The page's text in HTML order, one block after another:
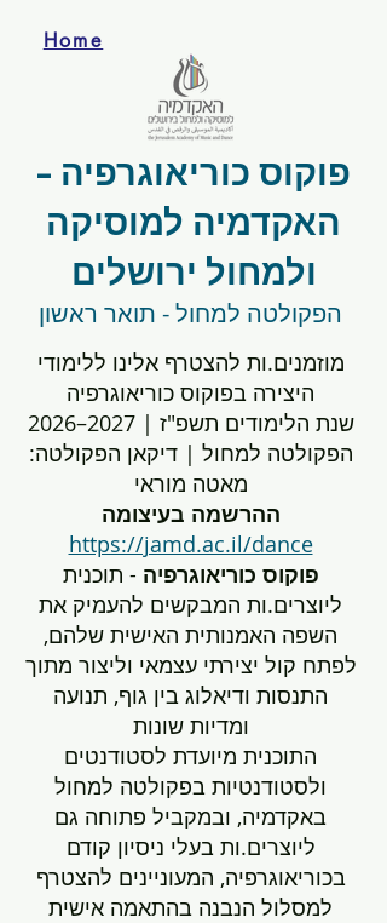
Home
פוקוס כוריאוגרפיה -
האקדמיה למוסיקה
ולמחול ירושלים
הפקולטה למחול - תואר ראשון
מוזמנים.ות להצטרף אלינו ללימודי
היצירה בפוקוס כוריאוגרפיה
שנת הלימודים תשפ"ז | 2027–2026
הפקולטה למחול | דיקאן הפקולטה:
מאטה מוראי
ההרשמה בעיצומה
https://jamd.ac.il/dance
פוקוס כוריאוגרפיה - תוכנית
ליוצרים.ות המבקשים להעמיק את
השפה האמנותית האישית שלהם,
לפתח קול יצירתי עצמאי וליצור מתוך
התנסות ודיאלוג בין גוף, תנועה
ומדיות שונות
התוכנית מיועדת לסטודנטים
ולסטודנטיות בפקולטה למחול
באקדמיה, ובמקביל פתוחה גם
ליוצרים.ות בעלי ניסיון קודם
בכוריאוגרפיה, המעוניינים להצטרף
למסלול הנבנה בהתאמה אישית